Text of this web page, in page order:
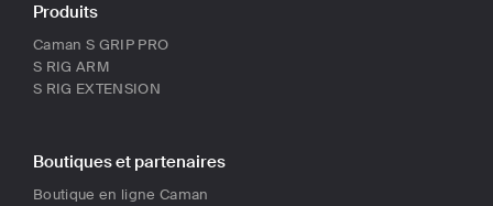
Produits
Caman S GRIP PRO
S RIG ARM
S RIG EXTENSION
Boutiques et partenaires
Boutique en ligne Caman